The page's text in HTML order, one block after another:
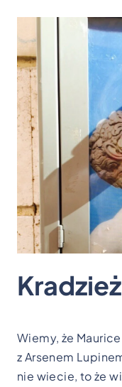
Wiemy, że
z Arsenem
nie wiecie, to że